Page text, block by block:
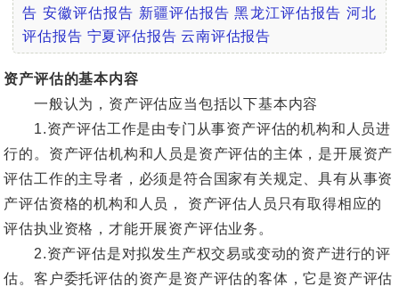
告 安徽评估报告 新疆评估报告 黑龙江评估报告 河北
评估报告 宁夏评估报告 云南评估报告
资产评估的基本内容
一般认为，资产评估应当包括以下基本内容
1.资产评估工作是由专门从事资产评估的机构和人员进
行的。资产评估机构和人员是资产评估的主体，是开展资产
评估工作的主导者，必须是符合国家有关规定、具有从事资
产评估资格的机构和人员， 资产评估人员只有取得相应的
评估执业资格，才能开展资产评估业务。
2.资产评估是对拟发生产权交易或变动的资产进行的评
估。客户委托评估的资产是资产评估的客体，它是资产评估